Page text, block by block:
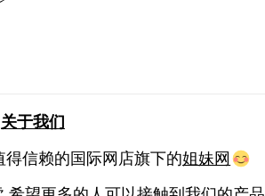
关于我们
信赖的国际网店旗下的姐妹网